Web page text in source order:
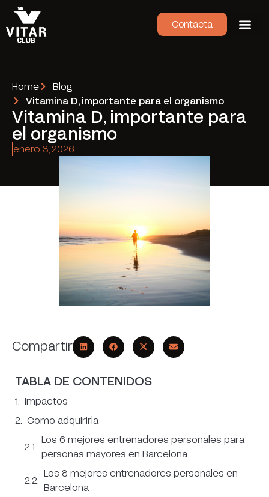
Contacta
Home
Blog
Vitamina D, importante para el organismo
Vitamina D, importante para
el organismo
enero 3, 2026
Compartir
TABLA DE CONTENIDOS
Impactos
Como adquirirla
Los 6 mejores entrenadores personales para
personas mayores en Barcelona
Los 8 mejores entrenadores personales en
Barcelona